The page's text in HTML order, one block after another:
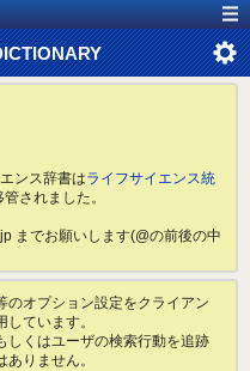
ンス辞書はライフサイエンス統
管されました。
までお願いします(@の前後の中
のオプション設定をクライアン
ています。
しくはユーザの検索行動を追跡
りません。